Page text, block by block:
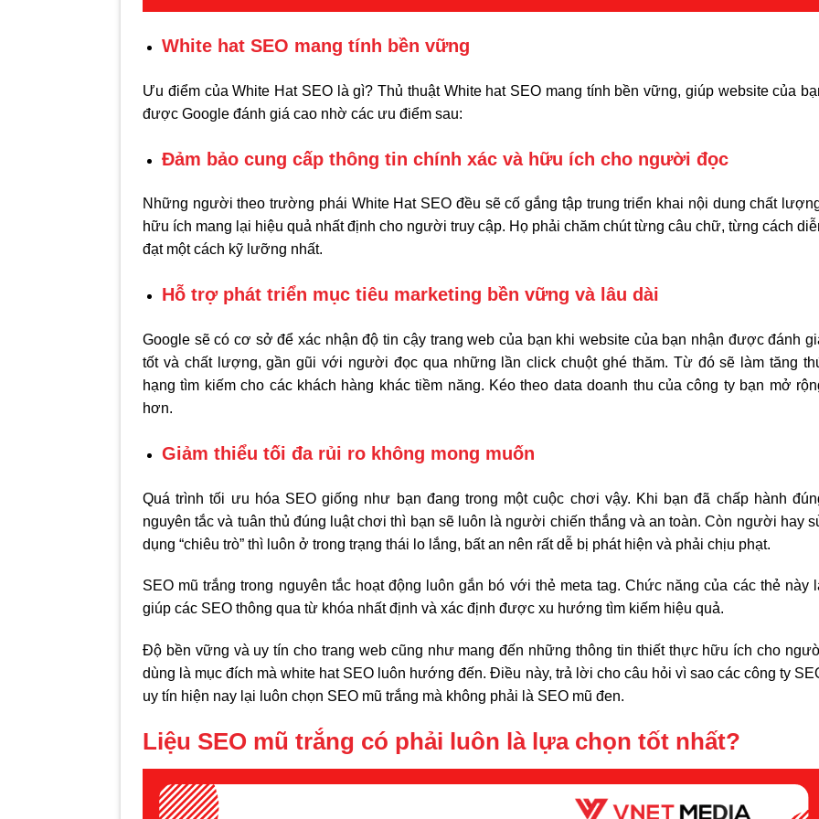
White hat SEO mang tính bền vững
Ưu điểm của White Hat SEO là gì? Thủ thuật White hat SEO mang tính bền vững, giúp website của
được Google đánh giá cao nhờ các ưu điểm sau:
Đảm bảo cung cấp thông tin chính xác và hữu ích cho người đọc
Những người theo trường phái White Hat SEO đều sẽ cố gắng tập trung triển khai nội dung chất
hữu ích mang lại hiệu quả nhất định cho người truy cập. Họ phải chăm chút từng câu chữ, từng cách
đạt một cách kỹ lưỡng nhất.
Hỗ trợ phát triển mục tiêu marketing bền vững và lâu dài
Google sẽ có cơ sở để xác nhận độ tin cậy trang web của bạn khi website của bạn nhận được đánh
tốt và chất lượng, gần gũi với người đọc qua những lần click chuột ghé thăm. Từ đó sẽ làm tăng
hạng tìm kiếm cho các khách hàng khác tiềm năng. Kéo theo data doanh thu của công ty bạn mở
hơn.
Giảm thiểu tối đa rủi ro không mong muốn
Quá trình tối ưu hóa SEO giống như bạn đang trong một cuộc chơi vậy. Khi bạn đã chấp hành
nguyên tắc và tuân thủ đúng luật chơi thì bạn sẽ luôn là người chiến thắng và an toàn. Còn người hay
dụng “chiêu trò” thì luôn ở trong trạng thái lo lắng, bất an nên rất dễ bị phát hiện và phải chịu phạt.
SEO mũ trắng trong nguyên tắc hoạt động luôn gắn bó với thẻ meta tag. Chức năng của các thẻ này
giúp các SEO thông qua từ khóa nhất định và xác định được xu hướng tìm kiếm hiệu quả.
Độ bền vững và uy tín cho trang web cũng như mang đến những thông tin thiết thực hữu ích cho
dùng là mục đích mà white hat SEO luôn hướng đến. Điều này, trả lời cho câu hỏi vì sao các công ty
uy tín hiện nay lại luôn chọn SEO mũ trắng mà không phải là SEO mũ đen.
Liệu SEO mũ trắng có phải luôn là lựa chọn tốt nhất?